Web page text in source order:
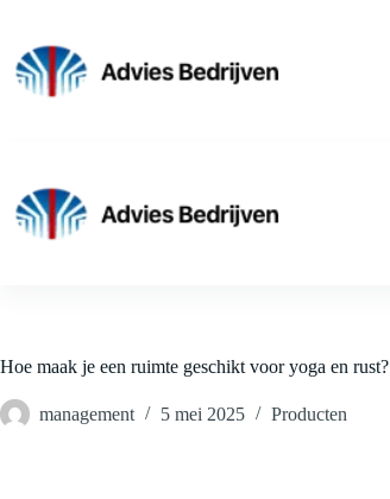
inhoud
Hoe maak je een ruimte geschikt voor yoga en rust?
management 5 mei 2025 Producten